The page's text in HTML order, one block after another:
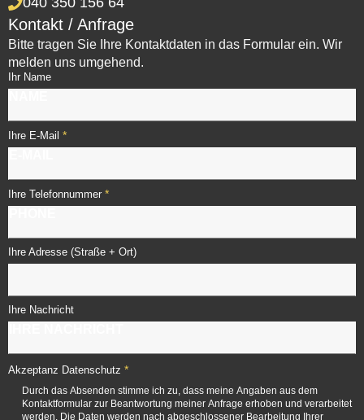
Kontakt / Anfrage
Bitte tragen Sie Ihre Kontaktdaten in das Formular ein. Wir
melden uns umgehend.
Ihr Name
Ihre E-Mail *
Ihre Telefonnummer *
Ihre Adresse (Straße + Ort)
Ihre Nachricht
Akzeptanz Datenschutz *
Durch das Absenden stimme ich zu, dass meine Angaben aus dem
Kontaktformular zur Beantwortung meiner Anfrage erhoben und verarbeitet
werden. Die Daten werden nach abgeschlossener Bearbeitung Ihrer